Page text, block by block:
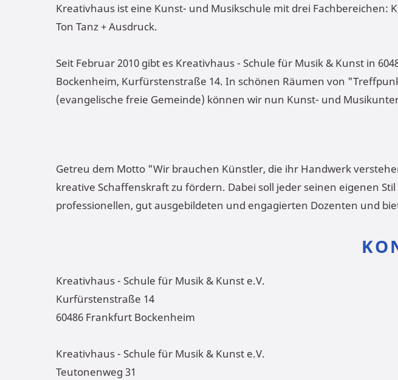
Kreativhaus ist eine Kunst- und Musikschule mit drei Fachbereichen:
Ton Tanz + Ausdruck.
Seit Februar 2010 gibt es Kreativhaus - Schule für Musik & Kunst in
Bockenheim, Kurfürstenstraße 14. In schönen Räumen von
(evangelische freie Gemeinde) können wir nun Kunst- und
Getreu dem Motto "Wir brauchen Künstler, die ihr Handwerk
kreative Schaffenskraft zu fördern. Dabei soll jeder seinen eigenen
professionellen, gut ausgebildeten und engagierten Dozenten und
Kreativhaus - Schule für Musik & Kunst e.V.
Kurfürstenstraße 14
60486 Frankfurt Bockenheim
Kreativhaus - Schule für Musik & Kunst e.V.
Teutonenweg 31